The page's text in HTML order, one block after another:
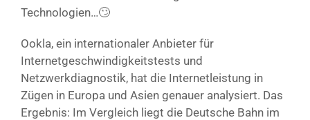
Technologien…🙄
Ookla, ein internationaler Anbieter für
Internetgeschwindigkeitstests und
Netzwerkdiagnostik, hat die Internetleistung in
Zügen in Europa und Asien genauer analysiert. Das
Ergebnis: Im Vergleich liegt die Deutsche Bahn im